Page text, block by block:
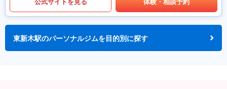
東新木駅のパーソナルジムを目的別に探す